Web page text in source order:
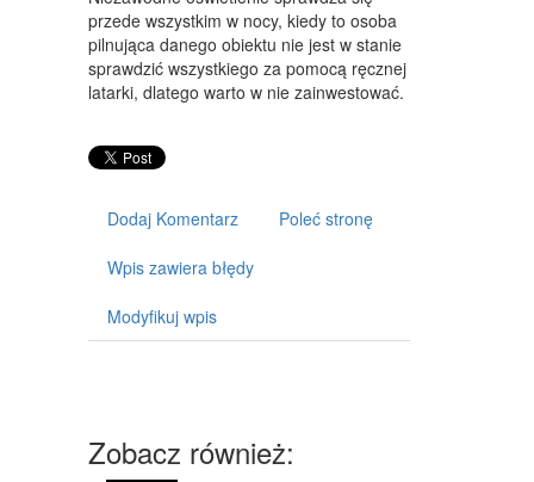
ELEKTRONIKA, RTV, AGD
ART. DLA ZWIERZĄT
OGRÓD, ROŚLINY
INNE SKLEPY
PRZEMYSŁ METALOWY
przede wszystkim w nocy, kiedy to osoba
pilnująca danego obiektu nie jest w stanie
sprawdzić wszystkiego za pomocą ręcznej
latarki, dlatego warto w nie zainwestować.
Dodaj Komentarz Poleć stronę
Wpis zawiera błędy
Modyfikuj wpis
Zobacz również: